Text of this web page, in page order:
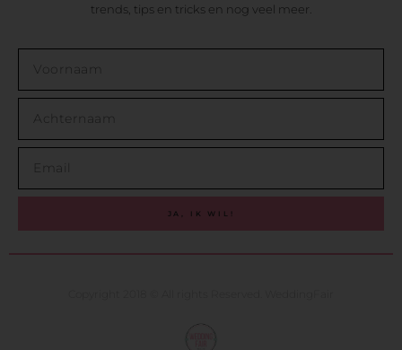
trends, tips en tricks en nog veel meer.
JA, IK WIL!